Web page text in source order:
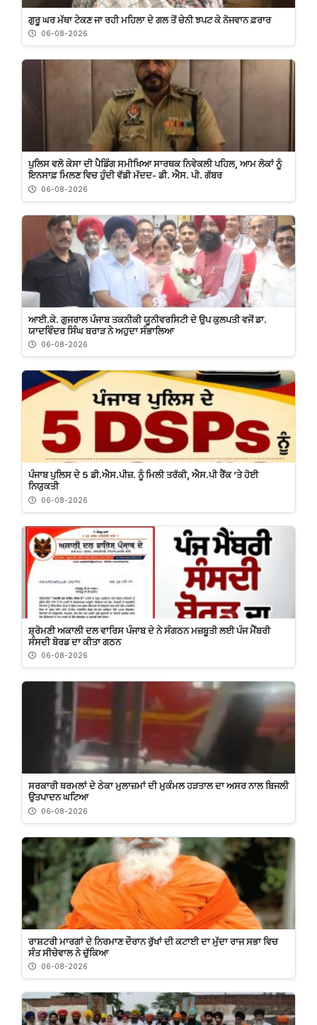
ਗੁਰੂ ਘਰ ਮੱਥਾ ਟੇਕਣ ਜਾ ਰਹੀ ਮਹਿਲਾ ਦੇ ਗਲ ਤੋਂ ਚੇਨੀ ਝਪਟ ਕੇ ਨੋਜਵਾਨ ਫ਼ਰਾਰ
06-08-2026
ਪੁਲਿਸ ਵਲੋ ਕੇਸਾ ਦੀ ਪੈਡਿੰਗ ਸਮੀਖਿਆ ਸਾਰਥਕ ਨਿਵੇਕਲੀ ਪਹਿਲ, ਆਮ ਲੋਕਾਂ ਨੂੰ
ਇਨਸਾਫ਼ ਮਿਲਣ ਵਿਚ ਹੁੰਦੀ ਵੱਡੀ ਮੱਦਦ- ਡੀ. ਐਸ. ਪੀ. ਗੱਬਰ
06-08-2026
ਆਈ.ਕੇ. ਗੁਜਰਾਲ ਪੰਜਾਬ ਤਕਨੀਕੀ ਯੂਨੀਵਰਸਿਟੀ ਦੇ ਉਪ ਕੁਲਪਤੀ ਵਜੋਂ ਡਾ.
ਯਾਦਵਿੰਦਰ ਸਿੰਘ ਬਰਾੜ ਨੇ ਅਹੁਦਾ ਸੰਭਾਲਿਆ
06-08-2026
ਪੰਜਾਬ ਪੁਲਿਸ ਦੇ 5 ਡੀ.ਐਸ.ਪੀਜ਼. ਨੂੰ ਮਿਲੀ ਤਰੱਕੀ, ਐਸ.ਪੀ ਰੈਂਕ ’ਤੇ ਹੋਈ
ਨਿਯੁਕਤੀ
06-08-2026
ਸ਼੍ਰੋਮਣੀ ਅਕਾਲੀ ਦਲ ਵਾਰਿਸ ਪੰਜਾਬ ਦੇ ਨੇ ਸੰਗਠਨ ਮਜ਼ਬੂਤੀ ਲਈ ਪੰਜ ਮੈਂਬਰੀ
ਸੰਸਦੀ ਬੋਰਡ ਦਾ ਕੀਤਾ ਗਠਨ
06-08-2026
ਸਰਕਾਰੀ ਥਰਮਲਾਂ ਦੇ ਠੇਕਾ ਮੁਲਾਜ਼ਮਾਂ ਦੀ ਮੁਕੰਮਲ ਹੜਤਾਲ ਦਾ ਅਸਰ ਨਾਲ ਬਿਜਲੀ
ਉਤਪਾਦਨ ਘਟਿਆ
06-08-2026
ਰਾਸ਼ਟਰੀ ਮਾਰਗਾਂ ਦੇ ਨਿਰਮਾਣ ਦੌਰਾਨ ਰੁੱਖਾਂ ਦੀ ਕਟਾਈ ਦਾ ਮੁੱਦਾ ਰਾਜ ਸਭਾ ਵਿਚ
ਸੰਤ ਸੀਚੇਵਾਲ ਨੇ ਚੁੱਕਿਆ
06-08-2026